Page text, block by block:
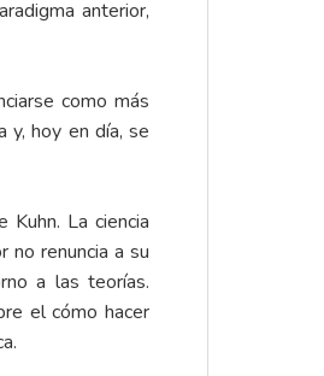
anterior,
como más
y, hoy en día, se
La ciencia
no renuncia a su
a las teorías.
el cómo hacer